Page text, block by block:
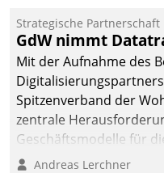
kommunale
gemeinsam mit der
Teilprozess der
Strategische Partnerschaft
GdW nimmt
Mit der Aufnahme des
Spitzenverband der
zentrale
Geschäftsmodelle für
entwickeln.
Andreas Lerchner